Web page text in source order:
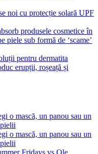
noi cu protecție solară UPF
produsele cosmetice în
piele sub formă de ‘scame’
pentru dermatita
erupții, roșeață și
o mască, un panou sau un
o mască, un panou sau un
Fridays vs Ole